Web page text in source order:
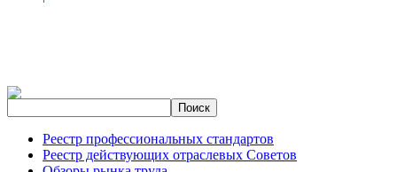
Реестр профессиональных стандартов
Реестр действующих отраслевых Советов